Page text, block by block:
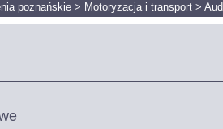
poznańskie > Motoryzacja i transport >